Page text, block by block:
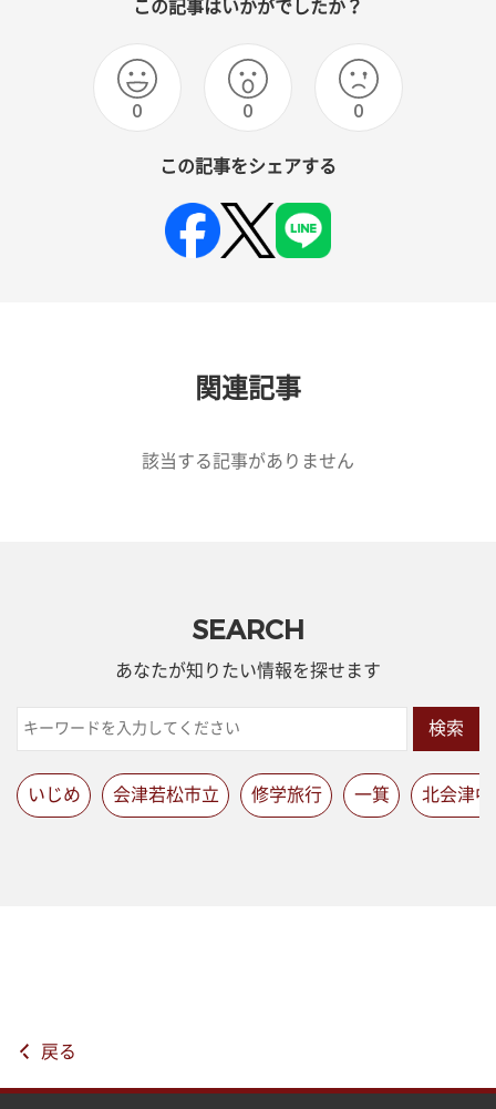
この記事はいかがでしたか？
0 0 0
この記事をシェアする
関連記事
該当する記事がありません
SEARCH
あなたが知りたい情報を探せます
検索
いじめ 会津若松市立 修学旅行 一箕 北会津中
戻る